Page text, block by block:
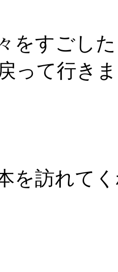
をすごし
って行き
を訪れて